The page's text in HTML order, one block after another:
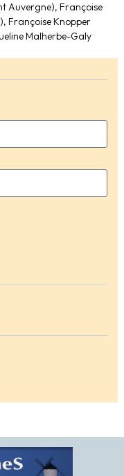
Auvergne), Françoise
Françoise Knopper
Malherbe-Galy